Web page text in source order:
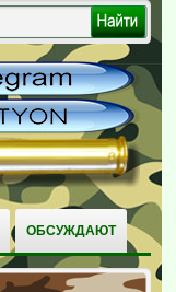
ОБСУЖДАЮТ